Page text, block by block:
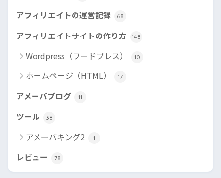
アフィリエイトの運営記録 68
アフィリエイトサイトの作り方 148
Wordpress（ワードプレス） 10
ホームページ（HTML） 17
アメーバブログ 11
ツール 38
アメーバキング2 1
レビュー 78